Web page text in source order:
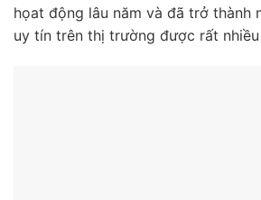
họat động lâu năm và đã trở thành
uy tín trên thị trường được rất